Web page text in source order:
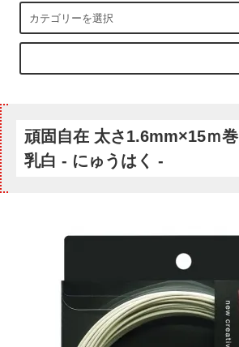
頑固自在 太さ1.6mm×15ｍ巻
乳白 - にゅうはく -